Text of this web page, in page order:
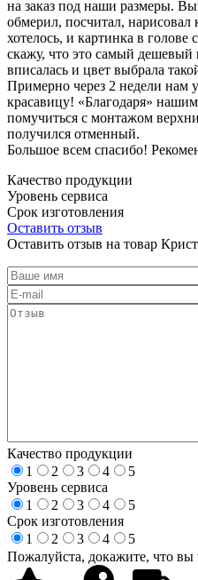
на заказ под наши размеры.
обмерил, посчитал,
хотелось, и картинка в голове
скажу, что это самый дешевый
вписалась и цвет выбрала
Примерно через 2 недели нам
красавицу! «Благодаря»
помучиться с монтажом
получился отменный.
Большое всем спасибо!
Качество продукции
Уровень сервиса
Срок изготовления
Оставить отзыв
Оставить отзыв на товар
Качество продукции
1
2 3 4
5
Уровень сервиса
1
2 3 4
5
Срок изготовления
1
2 3 4
5
Пожалуйста, докажите, что вы